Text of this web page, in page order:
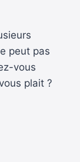
peut pas
vous
plait ?